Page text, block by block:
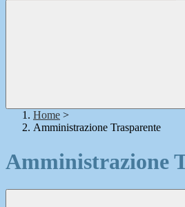
Home >
Amministrazione Trasparente
Amministrazione